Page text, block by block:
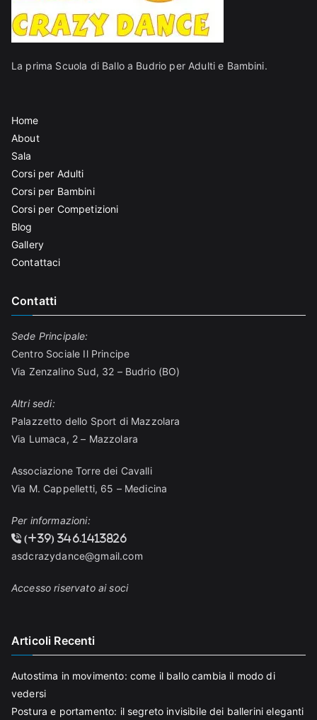
La prima Scuola di Ballo a Budrio per Adulti e Bambini.
Home
About
Sala
Corsi per Adulti
Corsi per Bambini
Corsi per Competizioni
Blog
Gallery
Contattaci
Contatti
Sede Principale:
Centro Sociale Il Principe
Via Zenzalino Sud, 32 – Budrio (BO)
Altri sedi:
Palazzetto dello Sport di Mazzolara
Via Lumaca, 2 – Mazzolara
Associazione Torre dei Cavalli
Via M. Cappelletti, 65 – Medicina
Per informazioni:
(+39) 346.1413826
asdcrazydance@gmail.com
Accesso riservato ai soci
Articoli Recenti
Autostima in movimento: come il ballo cambia il modo di
vedersi
Postura e portamento: il segreto invisibile dei ballerini eleganti